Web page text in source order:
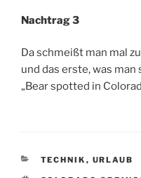
Nachtrag 3
Da schmeißt man mal
und das erste, was
„Bear spotted in
KATEGORIEN
TECHNIK , URLAUB